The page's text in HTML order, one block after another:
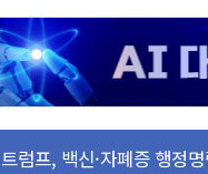
유럽증시, 美 고용 예상 밖
최고치
미 연준 매파 기세 꺾이나…
[종합] 이슬람 수니파 3국,
트럼프, 백신·자폐증 행
美 항소법원, 백악관 무도